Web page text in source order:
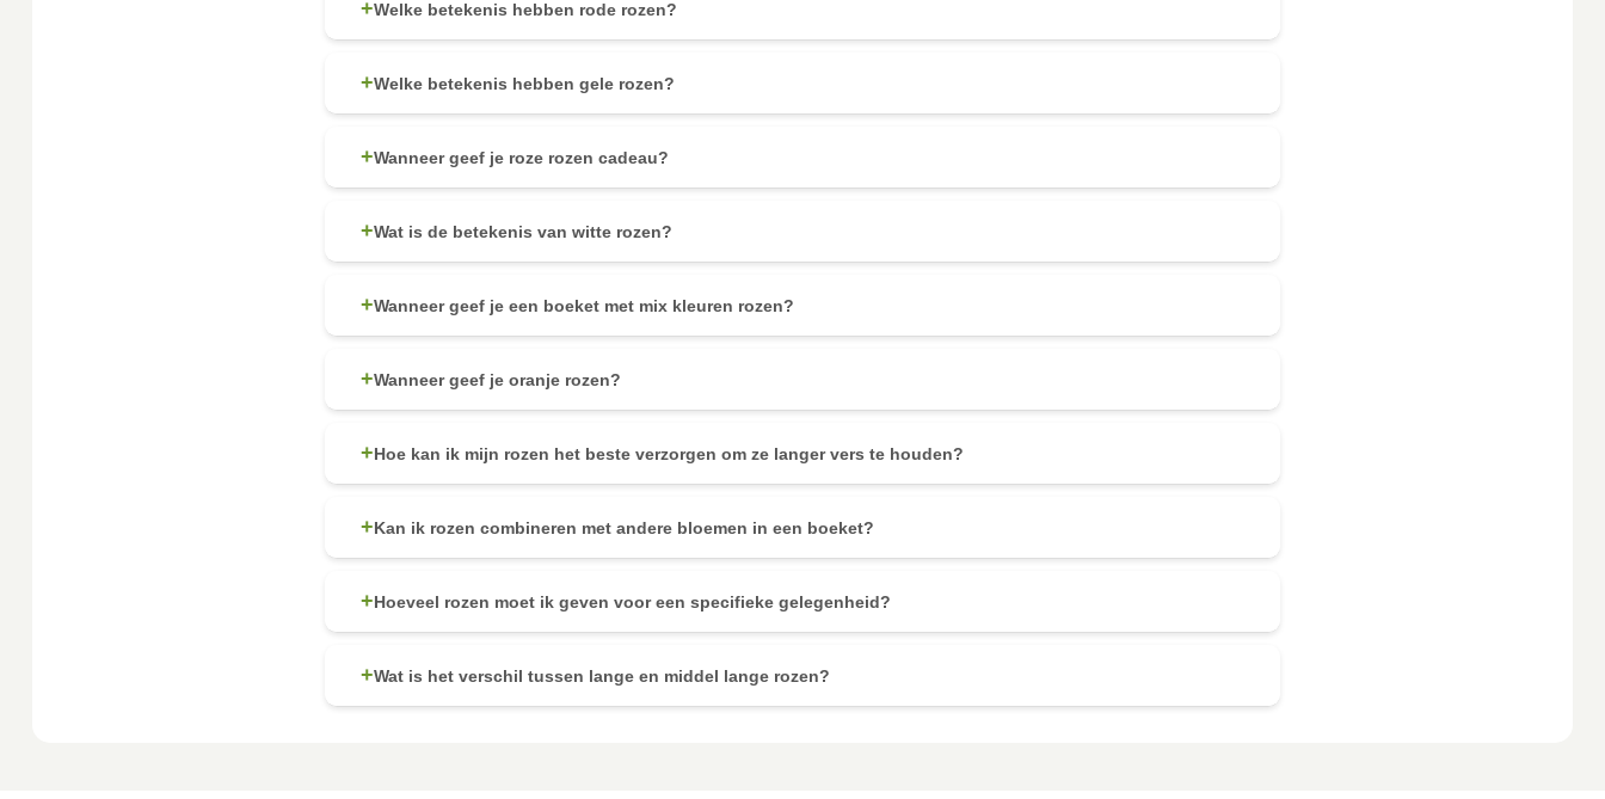
+Welke betekenis hebben rode rozen?
+Welke betekenis hebben gele rozen?
+Wanneer geef je roze rozen cadeau?
+Wat is de betekenis van witte rozen?
+Wanneer geef je een boeket met mix kleuren rozen?
+Wanneer geef je oranje rozen?
+Hoe kan ik mijn rozen het beste verzorgen om ze langer vers te houden?
+Kan ik rozen combineren met andere bloemen in een boeket?
+Hoeveel rozen moet ik geven voor een specifieke gelegenheid?
+Wat is het verschil tussen lange en middel lange rozen?